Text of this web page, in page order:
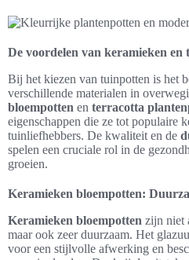
De voordelen van keramieken
Bij het kiezen van tuinpotten is het
verschillende materialen in
bloempotten en terracotta
eigenschappen die ze tot populaire
tuinliefhebbers. De kwaliteit en de
spelen een cruciale rol in de
groeien.
Keramieken bloempotten:
Keramieken bloempotten zijn niet
maar ook zeer duurzaam. Het
voor een stijlvolle afwerking en